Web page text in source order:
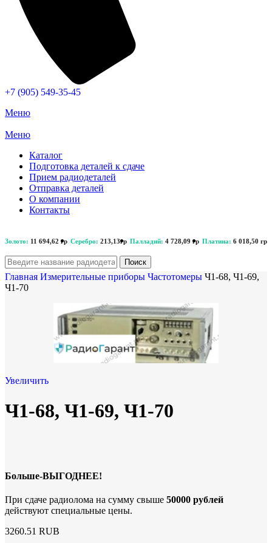
+7 (905) 549-35-45
Меню
Меню
Каталог
Подготовка деталей к сдаче
Прием радиодеталей
Отправка деталей
О компании
Контакты
Золото: 11 694,62 гр Серебро: 213,13гр Палладий: 4 728,09 гр Платина: 6 018,50 гр
Поиск
Главная Измерительные приборы Частотомеры Ч1-68, Ч1-69,
Ч1-70
Увеличить
Ч1-68, Ч1-69, Ч1-70
Больше-ВЫГОДНЕЕ!
При сдаче радиолома на сумму свыше 50000 рублей
действуют специальные цены.
3260.51 RUB